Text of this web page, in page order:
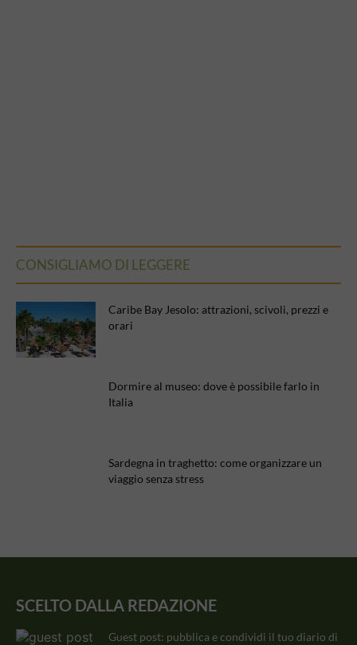
CONSIGLIAMO DI LEGGERE
Caribe Bay Jesolo: attrazioni, scivoli, prezzi e
orari
Dormire al museo: dove è possibile farlo in
Italia
Sardegna in traghetto: come organizzare un
viaggio senza stress
SCELTO DALLA REDAZIONE
Guest post: pubblica e condividi il tuo diario di